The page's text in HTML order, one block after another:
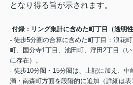
となり得る旨が示されます。
付録：リング集計に含めた町丁目（透明性
- 徒歩5分圏の合算に含めた町丁目：浪花
町、国分寺1丁目、池田町、浮田2丁目（
に存在）。
- 徒歩10分圏・15分圏は、上記に加え、中
満・南森町方面を段階的に追加（詳細は表